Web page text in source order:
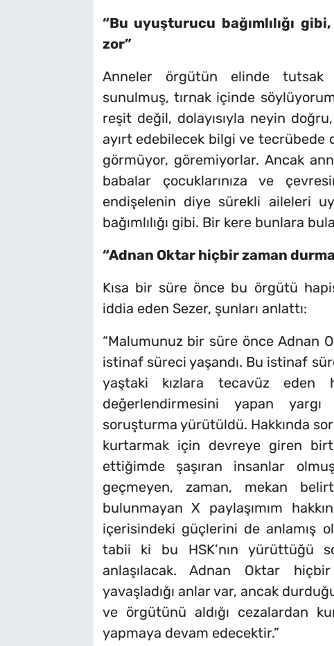
“Bu uyuşturucu bağımlılığı
zor”
Anneler örgütün elinde tutsak
sunulmuş, tırnak içinde
reşit değil, dolayısıyla neyin
ayırt edebilecek bilgi ve tecrübede
görmüyor, göremiyorlar. Ancak
babalar çocuklarınıza ve
endişelenin diye sürekli aileleri
bağımlılığı gibi. Bir kere bunlara
“Adnan Oktar hiçbir zaman
Kısa bir süre önce bu örgütü
iddia eden Sezer, şunları anlattı:
“Malumunuz bir süre önce Adnan
istinaf süreci yaşandı. Bu istinaf
yaştaki kızlara tecavüz eden
değerlendirmesini yapan yargı
soruşturma yürütüldü. Hakkında
kurtarmak için devreye giren
ettiğimde şaşıran insanlar
geçmeyen, zaman, mekan
bulunmayan X paylaşımım
içerisindeki güçlerini de anlamış
tabii ki bu HSK’nın yürüttüğü
anlaşılacak. Adnan Oktar
yavaşladığı anlar var, ancak
ve örgütünü aldığı cezalardan
yapmaya devam edecektir.”